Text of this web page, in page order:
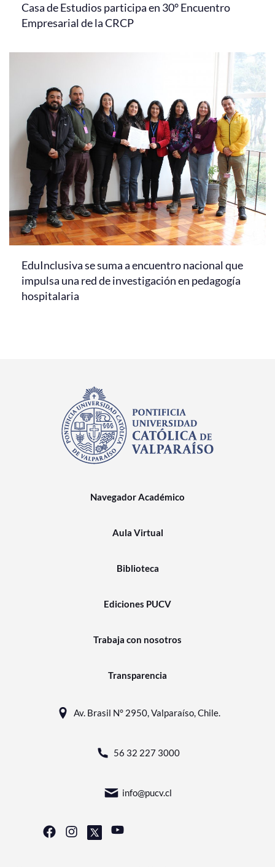
Casa de Estudios participa en 30° Encuentro
Empresarial de la CRCP
EduInclusiva se suma a encuentro nacional que
impulsa una red de investigación en pedagogía
hospitalaria
Navegador Académico
Aula Virtual
Biblioteca
Ediciones PUCV
Trabaja con nosotros
Transparencia
Av. Brasil N° 2950, Valparaíso, Chile.
56 32 227 3000
info@pucv.cl